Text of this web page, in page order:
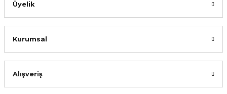
Üyelik
Kurumsal
Alışveriş